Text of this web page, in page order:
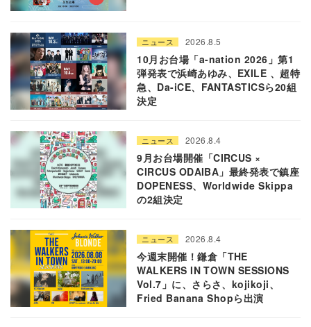
ニュース 2026.8.5
10月お台場「a-nation 2026」第1
弾発表で浜崎あゆみ、EXILE 、超特
急、Da-iCE、FANTASTICSら20組
決定
ニュース 2026.8.4
9月お台場開催「CIRCUS ×
CIRCUS ODAIBA」最終発表で鎮座
DOPENESS、Worldwide Skippa
の2組決定
ニュース 2026.8.4
今週末開催！鎌倉「THE
WALKERS IN TOWN SESSIONS
Vol.7」に、さらさ、kojikoji、
Fried Banana Shopら出演